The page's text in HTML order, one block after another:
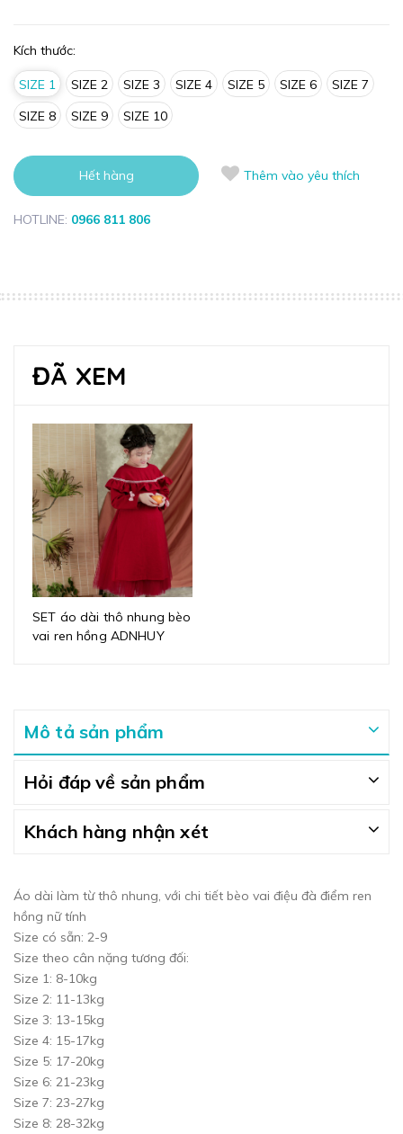
Kích thước:
SIZE 1 SIZE 2 SIZE 3 SIZE 4 SIZE 5 SIZE 6
SIZE 7
SIZE 8
SIZE 9 SIZE 10
Hết hàng Thêm vào yêu thích
HOTLINE: 0966 811 806
ĐÃ XEM
SET áo dài thô nhung bèo
vai ren hồng ADNHUY
Mô tả sản phẩm
Hỏi đáp về sản phẩm
Khách hàng nhận xét
Áo dài làm từ thô nhung, với chi tiết bèo vai điệu đà điểm ren
hồng nữ tính
Size có sẵn: 2-9
Size theo cân nặng tương đối:
Size 1: 8-10kg
Size 2: 11-13kg
Size 3: 13-15kg
Size 4: 15-17kg
Size 5: 17-20kg
Size 6: 21-23kg
Size 7: 23-27kg
Size 8: 28-32kg